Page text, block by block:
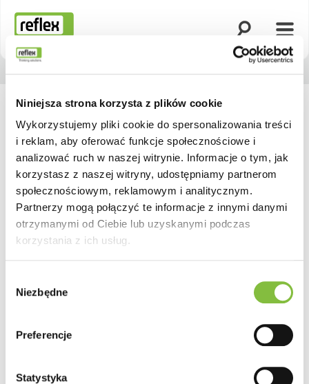
Niniejsza strona korzysta z plików cookie
Wykorzystujemy pliki cookie do spersonalizowania treści
i reklam, aby oferować funkcje społecznościowe i
analizować ruch w naszej witrynie. Informacje o tym, jak
korzystasz z naszej witryny, udostępniamy partnerom
społecznościowym, reklamowym i analitycznym.
Partnerzy mogą połączyć te informacje z innymi danymi
otrzymanymi od Ciebie lub uzyskanymi podczas
korzystania z ich usług.
zgody
Niezbędne
Preferencje
Statystyka
Strona główna
Otwórz